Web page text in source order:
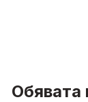
Обявата